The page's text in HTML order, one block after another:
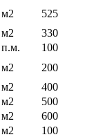
м2
525
м2
330
п.м.
100
м2
200
м2
400
м2
500
м2
600
м2
100